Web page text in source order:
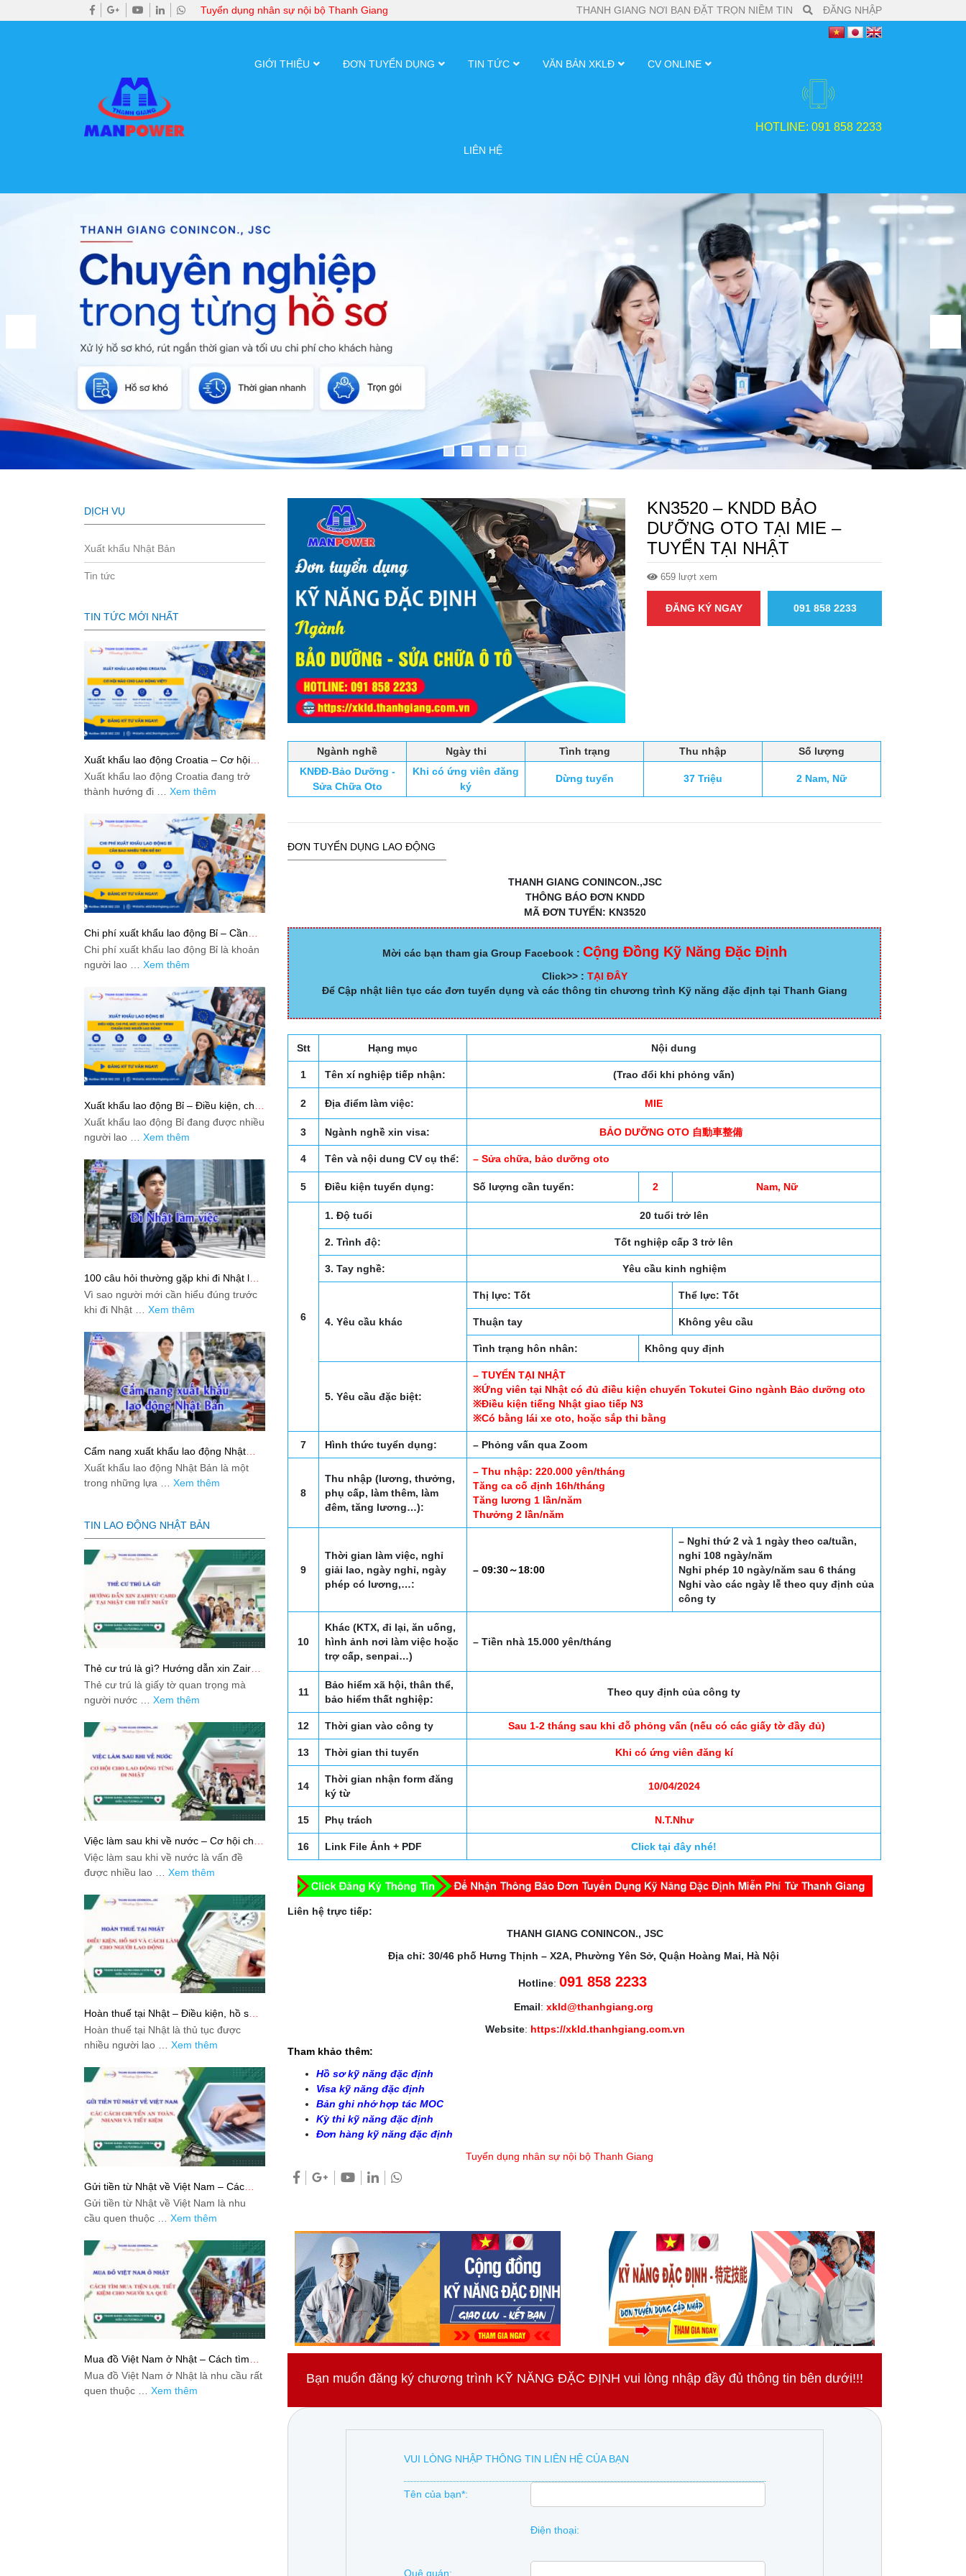
Tuyển dụng nhân sự nội bộ Thanh Giang THANH GIANG NƠI BẠN ĐẶT TRỌN NIỀM TIN ĐĂNG NHẬP
GIỚI THIỆU ĐƠN TUYỂN DỤNG TIN TỨC VĂN BẢN XKLĐ CV ONLINE
LIÊN HỆ
HOTLINE: 091 858 2233
KN3520 – KNDD BẢO
DƯỠNG OTO TẠI MIE –
TUYỂN TẠI NHẬT
659 lượt xem
ĐĂNG KÝ NGAY 091 858 2233
Ngành nghề Ngày thi Tình trạng Thu nhập
Số lượng
KNĐĐ-Bảo Dưỡng -
Sửa Chữa Oto
Khi có ứng viên đăng
ký
Dừng tuyển 37 Triệu 2 Nam, Nữ
ĐƠN TUYỂN DỤNG LAO ĐỘNG
THANH GIANG CONINCON.,JSC
THÔNG BÁO ĐƠN KNDD
MÃ ĐƠN TUYỂN: KN3520
Mời các bạn tham gia Group Facebook : Cộng Đồng Kỹ Năng Đặc Định
Click>> : TẠI ĐÂY
Để Cập nhật liên tục các đơn tuyển dụng và các thông tin chương trình Kỹ năng đặc định tại Thanh Giang
Stt Hạng mục Nội dung
1 Tên xí nghiệp tiếp nhận: (Trao đổi khi phỏng vấn)
2 Địa điểm làm việc: MIE
3 Ngành nghề xin visa: BẢO DƯỠNG OTO 自動車整備
4 Tên và nội dung CV cụ thể: – Sửa chữa, bảo dưỡng oto
5 Điều kiện tuyển dụng: Số lượng cần tuyển: 2 Nam, Nữ
6
1. Độ tuổi 20 tuổi trở lên
2. Trình độ: Tốt nghiệp cấp 3 trở lên
3. Tay nghề: Yêu cầu kinh nghiệm
4. Yêu cầu khác
Thị lực: Tốt Thể lực: Tốt
Thuận tay Không yêu cầu
Tình trạng hôn nhân: Không quy định
5. Yêu cầu đặc biệt:
– TUYỂN TẠI NHẬT
※Ứng viên tại Nhật có đủ điều kiện chuyển Tokutei Gino ngành Bảo dưỡng oto
※Điều kiện tiếng Nhật giao tiếp N3
※Có bằng lái xe oto, hoặc sắp thi bằng
7 Hình thức tuyển dụng: – Phỏng vấn qua Zoom
8
Thu nhập (lương, thưởng,
phụ cấp, làm thêm, làm
đêm, tăng lương…):
– Thu nhập: 220.000 yên/tháng
Tăng ca cố định 16h/tháng
Tăng lương 1 lần/năm
Thưởng 2 lần/năm
9
Thời gian làm việc, nghỉ
giải lao, ngày nghỉ, ngày
phép có lương,…:
– 09:30～18:00
– Nghỉ thứ 2 và 1 ngày theo ca/tuần,
nghỉ 108 ngày/năm
Nghỉ phép 10 ngày/năm sau 6 tháng
Nghỉ vào các ngày lễ theo quy định của
công ty
10
Khác (KTX, đi lại, ăn uống,
hình ảnh nơi làm việc hoặc
trợ cấp, senpai…)
– Tiền nhà 15.000 yên/tháng
11
Bảo hiểm xã hội, thân thể,
bảo hiểm thất nghiệp:
Theo quy định của công ty
12 Thời gian vào công ty Sau 1-2 tháng sau khi đỗ phỏng vấn (nếu có các giấy tờ đầy đủ)
13 Thời gian thi tuyển Khi có ứng viên đăng kí
14
Thời gian nhận form đăng
ký từ
10/04/2024
15 Phụ trách N.T.Như
16 Link File Ảnh + PDF Click tại đây nhé!
Liên hệ trực tiếp:
THANH GIANG CONINCON., JSC
Địa chỉ: 30/46 phố Hưng Thịnh – X2A, Phường Yên Sở, Quận Hoàng Mai, Hà Nội
Hotline:091 858 2233
Email: xkld@thanhgiang.org
Website: https://xkld.thanhgiang.com.vn
Tham khảo thêm:
Hồ sơ kỹ năng đặc định
Visa kỹ năng đặc định
Bản ghi nhớ hợp tác MOC
Kỳ thi kỹ năng đặc định
Đơn hàng kỹ năng đặc định
Tuyển dụng nhân sự nội bộ Thanh Giang
Bạn muốn đăng ký chương trình KỸ NĂNG ĐẶC ĐỊNH vui lòng nhập đầy đủ thông tin bên dưới!!!
VUI LÒNG NHẬP THÔNG TIN LIÊN HỆ CỦA BẠN
Tên của bạn*:
Điện thoại:
Quê quán:
DỊCH VỤ
Xuất khẩu Nhật Bản
Tin tức
TIN TỨC MỚI NHẤT
Xuất khẩu lao động Croatia – Cơ hội
nào cho lao động Việt?
Xuất khẩu lao động Croatia đang trở
thành hướng đi … Xem thêm
Chi phí xuất khẩu lao động Bỉ – Cần
bao nhiêu tiền để đi?
Chi phí xuất khẩu lao động Bỉ là khoản
người lao … Xem thêm
Xuất khẩu lao động Bỉ – Điều kiện, chi
phí, mức lương và quy trình chuẩn cho
người lao động
Xuất khẩu lao động Bỉ đang được nhiều
người lao … Xem thêm
100 câu hỏi thường gặp khi đi Nhật làm
việc: Giải đáp thật dễ hiểu cho người
mới bắt đầu
Vì sao người mới cần hiểu đúng trước
khi đi Nhật … Xem thêm
Cẩm nang xuất khẩu lao động Nhật
Bản từ A-Z
Xuất khẩu lao động Nhật Bản là một
trong những lựa … Xem thêm
TIN LAO ĐỘNG NHẬT BẢN
Thẻ cư trú là gì? Hướng dẫn xin Zairyu
Card tại Nhật chi tiết nhất
Thẻ cư trú là giấy tờ quan trọng mà
người nước … Xem thêm
Việc làm sau khi về nước – Cơ hội cho
lao động từng đi Nhật
Việc làm sau khi về nước là vấn đề
được nhiều lao … Xem thêm
Hoàn thuế tại Nhật – Điều kiện, hồ sơ
và cách làm cho người lao động
Hoàn thuế tại Nhật là thủ tục được
nhiều người lao … Xem thêm
Gửi tiền từ Nhật về Việt Nam – Các
cách chuyển an toàn, nhanh và tiết
kiệm
Gửi tiền từ Nhật về Việt Nam là nhu
cầu quen thuộc … Xem thêm
Mua đồ Việt Nam ở Nhật – Cách tìm
mua tiện lợi, tiết kiệm cho người xa quê
Mua đồ Việt Nam ở Nhật là nhu cầu rất
quen thuộc … Xem thêm